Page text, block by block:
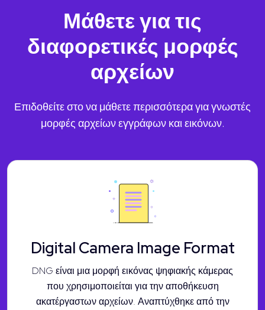
Μάθετε για τις
διαφορετικές μορφές
αρχείων
Επιδοθείτε στο να μάθετε περισσότερα για γνωστές
μορφές αρχείων εγγράφων και εικόνων.
Digital Camera Image Format
DNG είναι μια μορφή εικόνας ψηφιακής κάμερας
που χρησιμοποιείται για την αποθήκευση
ακατέργαστων αρχείων. Αναπτύχθηκε από την